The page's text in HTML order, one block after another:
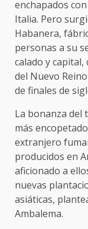
enchapados
Italia. Pero
Habanera,
personas a su
calado y
del Nuevo
de finales de
La bonanza del
más
extranjero
producidos en
aficionado a
nuevas
asiáticas,
Ambalema.